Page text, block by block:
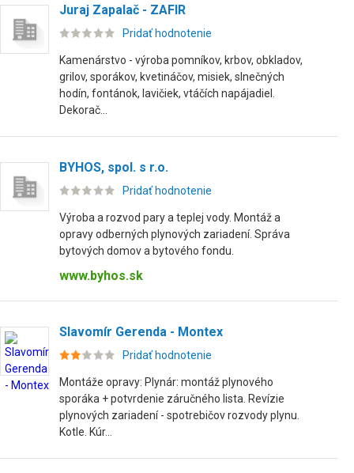
Juraj Zapalač - ZAFIR
Pridať hodnotenie
Kamenárstvo - výroba pomníkov, krbov, obkladov,
grilov, sporákov, kvetináčov, misiek, slnečných
hodín, fontánok, lavičiek, vtáčích napájadiel.
Dekorač...
BYHOS, spol. s r.o.
Pridať hodnotenie
Výroba a rozvod pary a teplej vody. Montáž a
opravy odberných plynových zariadení. Správa
bytových domov a bytového fondu.
www.byhos.sk
Slavomír Gerenda - Montex
Pridať hodnotenie
Montáže opravy: Plynár: montáž plynového
sporáka + potvrdenie záručného lista. Revízie
plynových zariadení - spotrebičov rozvody plynu.
Kotle. Kúr...